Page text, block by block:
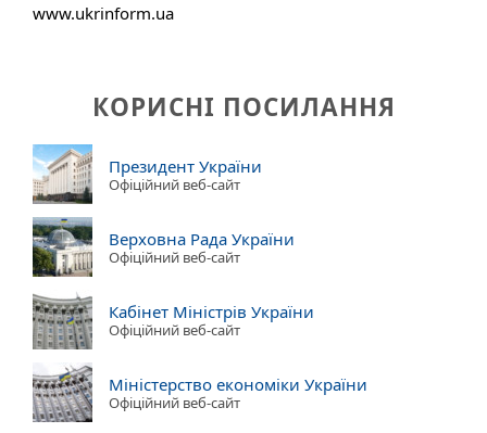
www.ukrinform.ua
КОРИСНІ ПОСИЛАННЯ
Президент України
Офіційний веб-сайт
Верховна Рада України
Офіційний веб-сайт
Кабінет Міністрів України
Офіційний веб-сайт
Міністерство економіки України
Офіційний веб-сайт